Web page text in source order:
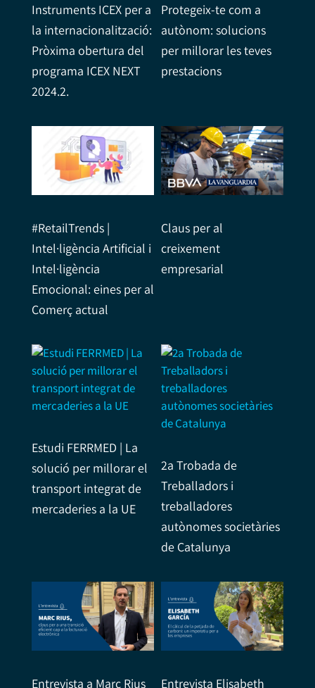
Instruments ICEX per a
la internacionalització:
Pròxima obertura del
programa ICEX NEXT
2024.2.
Protegeix-te com a
autònom: solucions
per millorar les teves
prestacions
#RetailTrends |
Intel·ligència Artificial i
Intel·ligència
Emocional: eines per al
Comerç actual
Claus per al
creixement
empresarial
Estudi FERRMED | La
solució per millorar el
transport integrat de
mercaderies a la UE
2a Trobada de
Treballadors i
treballadores
autònomes societàries
de Catalunya
Entrevista a Marc Rius Entrevista Elisabeth